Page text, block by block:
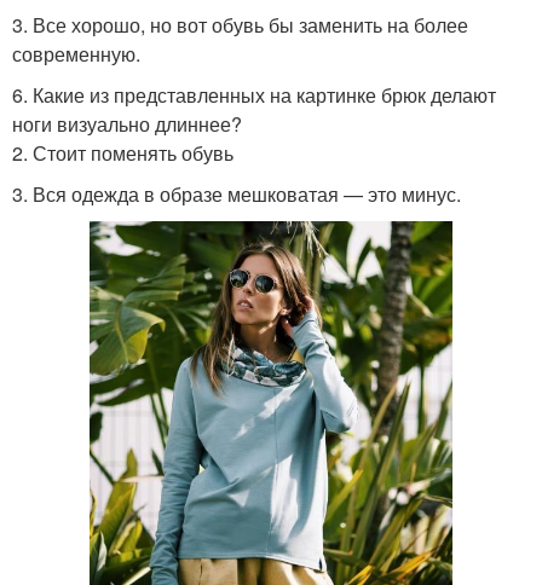
3. Все хорошо, но вот обувь бы заменить на более
современную.
6. Какие из представленных на картинке брюк делают
ноги визуально длиннее?
2. Стоит поменять обувь
3. Вся одежда в образе мешковатая — это минус.